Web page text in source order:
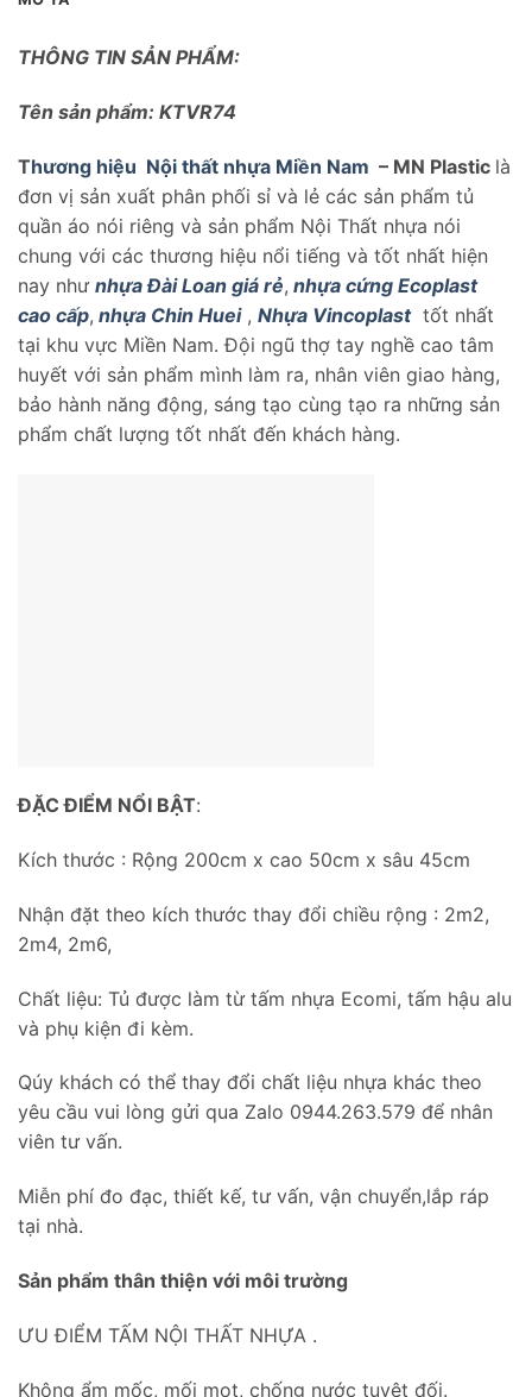
THÔNG TIN SẢN PHẨM:
Tên sản phẩm: KTVR74
Thương hiệu Nội thất nhựa Miền Nam – MN Plastic là
đơn vị sản xuất phân phối sỉ và lẻ các sản phẩm tủ
quần áo nói riêng và sản phẩm Nội Thất nhựa nói
chung với các thương hiệu nổi tiếng và tốt nhất hiện
nay như nhựa Đài Loan giá rẻ, nhựa cứng Ecoplast
cao cấp, nhựa Chin Huei, Nhựa Vincoplasttốt nhất
tại khu vực Miền Nam. Đội ngũ thợ tay nghề cao tâm
huyết với sản phẩm mình làm ra, nhân viên giao hàng,
bảo hành năng động, sáng tạo cùng tạo ra những sản
phẩm chất lượng tốt nhất đến khách hàng.
ĐẶC ĐIỂM NỔI BẬT:
Kích thước : Rộng 200cm x cao 50cm x sâu 45cm
Nhận đặt theo kích thước thay đổi chiều rộng : 2m2,
2m4, 2m6,
Chất liệu: Tủ được làm từ tấm nhựa Ecomi, tấm hậu alu
và phụ kiện đi kèm.
Qúy khách có thể thay đổi chất liệu nhựa khác theo
yêu cầu vui lòng gửi qua Zalo 0944.263.579 để nhân
viên tư vấn.
Miễn phí đo đạc, thiết kế, tư vấn, vận chuyển,lắp ráp
tại nhà.
Sản phẩm thân thiện với môi trường
ƯU ĐIỂM TẤM NỘI THẤT NHỰA .
Không ẩm mốc, mối mọt, chống nước tuyệt đối.